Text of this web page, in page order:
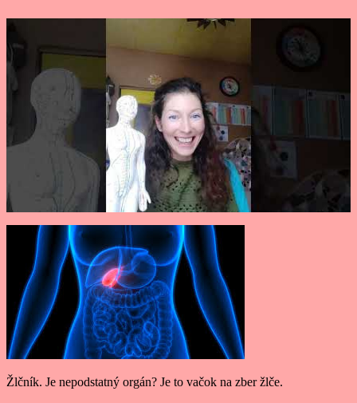
Žlčník. Je nepodstatný orgán? Je to vačok na zber žlče.